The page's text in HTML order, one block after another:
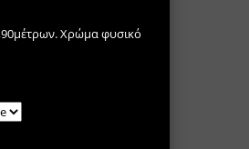
Χρώμα φυσικό